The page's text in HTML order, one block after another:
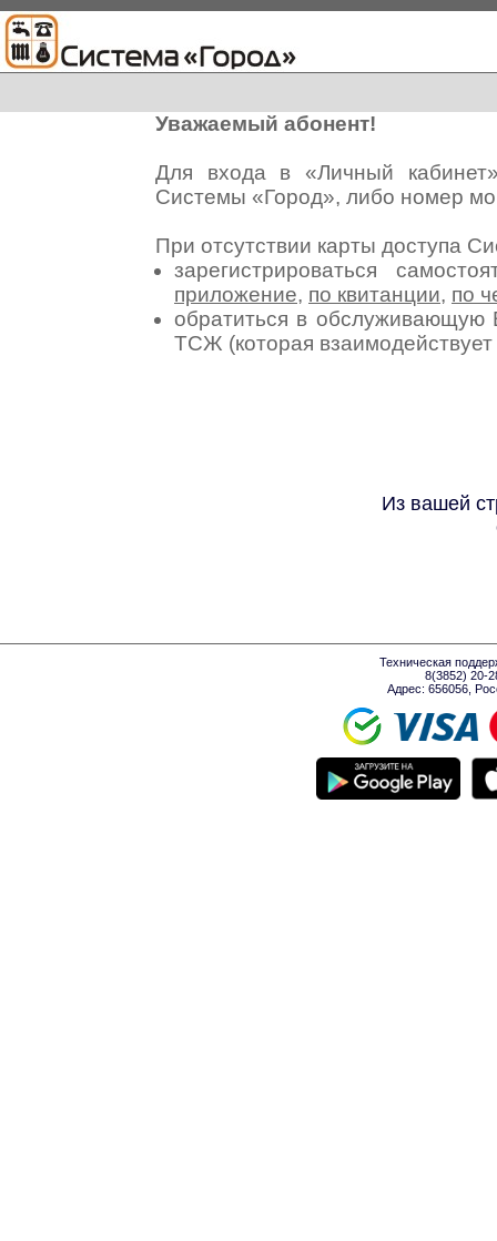
Уважаемый абонент!
Для входа в «Личный
Системы «Город», либо номер
При отсутствии карты доступа
зарегистрироваться
приложение, по квитанции, по
обратиться в
ТСЖ (которая
Из вашей
Техническая
8(3852) 20-
Адрес: 656056,